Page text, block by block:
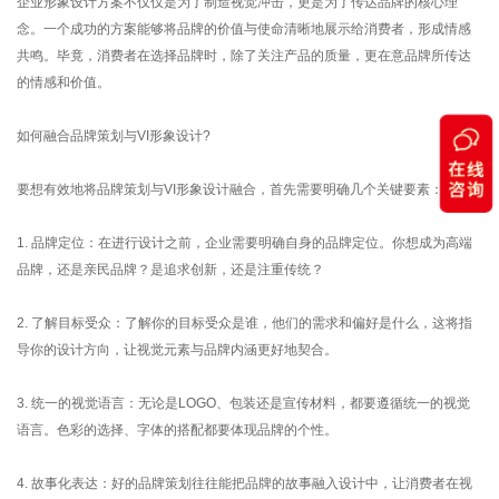
念。一个成功的方案能够将品牌的价值与使命清晰地展示给消费者，形成情感
共鸣。毕竟，消费者在选择品牌时，除了关注产品的质量，更在意品牌所传达
的情感和价值。
如何融合品牌策划与VI形象设计?
要想有效地将品牌策划与VI形象设计融合，首先需要明确几个关键要素：
1. 品牌定位：在进行设计之前，企业需要明确自身的品牌定位。你想成为高端
品牌，还是亲民品牌？是追求创新，还是注重传统？
2. 了解目标受众：了解你的目标受众是谁，他们的需求和偏好是什么，这将指
导你的设计方向，让视觉元素与品牌内涵更好地契合。
3. 统一的视觉语言：无论是LOGO、包装还是宣传材料，都要遵循统一的视觉
语言。色彩的选择、字体的搭配都要体现品牌的个性。
4. 故事化表达：好的品牌策划往往能把品牌的故事融入设计中，让消费者在视